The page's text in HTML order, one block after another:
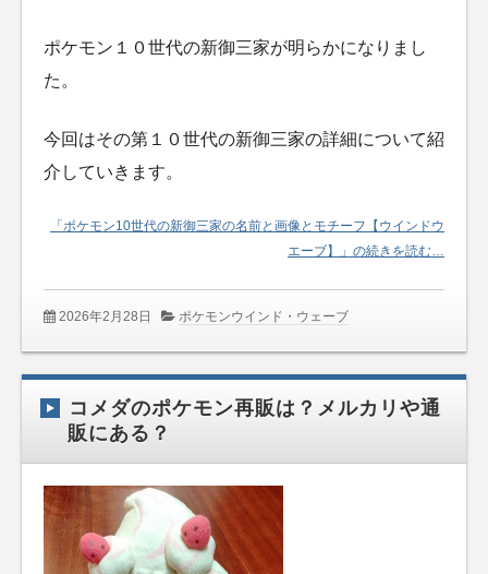
ポケモン１０世代の新御三家が明らかになりまし
た。
今回はその第１０世代の新御三家の詳細について紹
介していきます。
「ポケモン10世代の新御三家の名前と画像とモチーフ【ウインドウ
エーブ】」の続きを読む…
2026年2月28日 ポケモンウインド・ウェーブ
コメダのポケモン再販は？メルカリや通
販にある？